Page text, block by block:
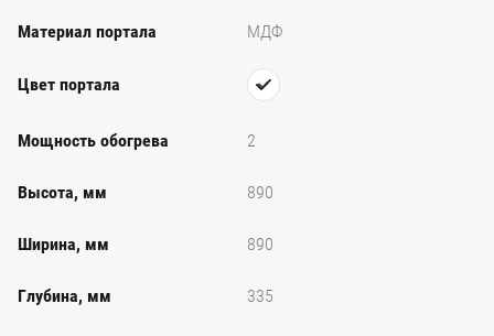
Материал портала МДФ
Цвет портала
Мощность обогрева 2
Высота, мм 890
Ширина, мм 890
Глубина, мм 335